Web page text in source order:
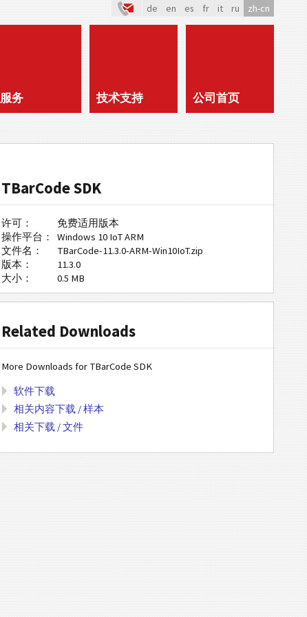
de en es fr it ru zh-cn
服务 技术支持 公司首页
TBarCode SDK
许可：
免费适用版本
操作平台：
Windows 10 IoT ARM
文件名：
TBarCode-11.3.0-ARM-Win10IoT.zip
版本：
11.3.0
大小：
0.5 MB
Related Downloads
More Downloads for TBarCode SDK
软件下载
相关内容下载 / 样本
相关下载 / 文件